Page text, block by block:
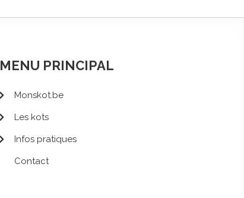
MENU PRINCIPAL
Monskot.be
Les kots
Infos pratiques
Contact